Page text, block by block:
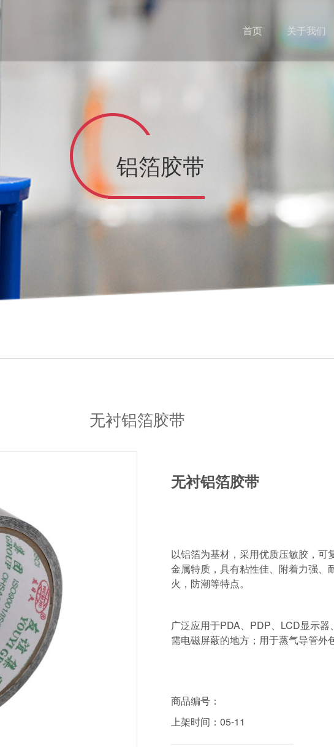
首页 关于我们
铝箔胶带
无衬铝箔胶带
无衬铝箔胶带
以铝箔为基材，采用优质压敏胶，
金属特质，具有粘性佳、附着力强
火，防潮等特点。
广泛应用于PDA、PDP、LCD显示
需电磁屏蔽的地方；用于蒸气导管外
商品编号：
上架时间：05-11